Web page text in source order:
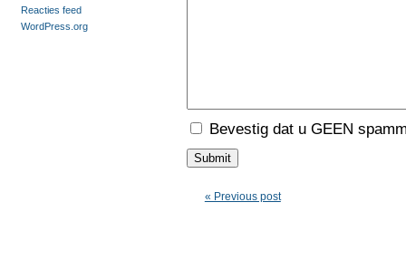
Bevestig dat u GEEN
« Previous post
Reacties feed
WordPress.org